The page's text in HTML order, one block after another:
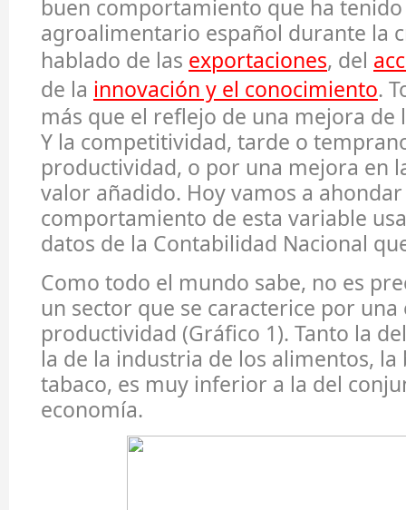
buen comportamiento que ha
agroalimentario español durante la
hablado de las exportaciones, del
de la innovación y el conocimiento.
más que el reflejo de una mejora
Y la competitividad, tarde o
productividad, o por una mejora en
valor añadido. Hoy vamos a
comportamiento de esta variable
datos de la Contabilidad Nacional
Como todo el mundo sabe, no es
un sector que se caracterice por una
productividad (Gráfico 1). Tanto la
la de la industria de los alimentos, la
tabaco, es muy inferior a la del
economía.